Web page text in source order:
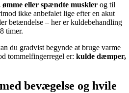
ømme eller spændte muskler og til
ikke anbefalet lige efter en akut
betændelse – her er kuldebehandling
timer.
du gradvist begynde at bruge varme
tommelfingerregel er: kulde dæmper,
bevægelse og hvile